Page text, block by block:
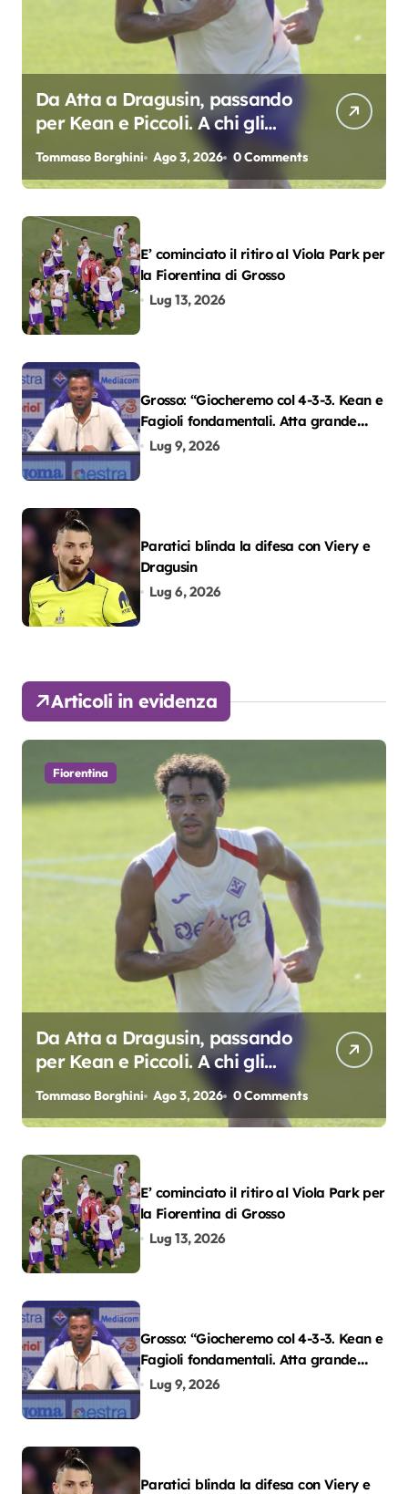
Da Atta a Dragusin, passando
per Kean e Piccoli. A chi gli
oscar del precampionato?
Tommaso Borghini Ago 3, 2026 0 Comments
E’ cominciato il ritiro al Viola Park per
la Fiorentina di Grosso
Lug 13, 2026
Grosso: “Giocheremo col 4-3-3. Kean e
Fagioli fondamentali. Atta grande
colpo”
Lug 9, 2026
Paratici blinda la difesa con Viery e
Dragusin
Lug 6, 2026
Articoli in evidenza
Fiorentina
Da Atta a Dragusin, passando
per Kean e Piccoli. A chi gli
oscar del precampionato?
Tommaso Borghini Ago 3, 2026 0 Comments
E’ cominciato il ritiro al Viola Park per
la Fiorentina di Grosso
Lug 13, 2026
Grosso: “Giocheremo col 4-3-3. Kean e
Fagioli fondamentali. Atta grande
colpo”
Lug 9, 2026
Paratici blinda la difesa con Viery e